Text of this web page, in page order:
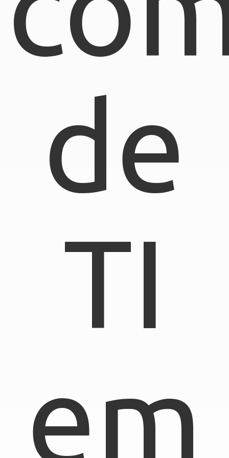
de
TI
em